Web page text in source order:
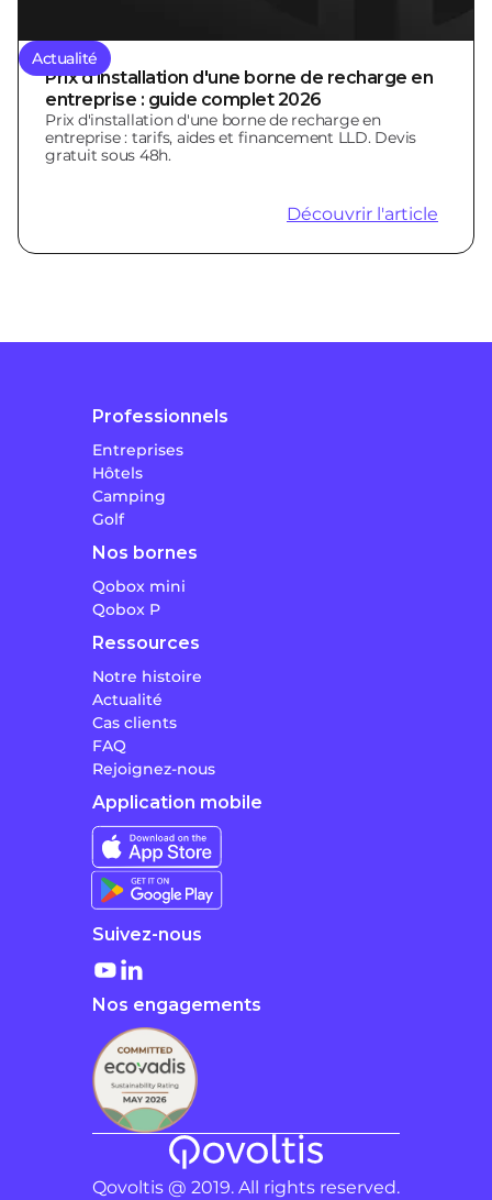
Actualité
Prix d'installation d'une borne de recharge en
entreprise : guide complet 2026
Prix d'installation d'une borne de recharge en
entreprise : tarifs, aides et financement LLD. Devis
gratuit sous 48h.
Découvrir l'article
Professionnels
Entreprises
Hôtels
Camping
Golf
Nos bornes
Qobox mini
Qobox P
Ressources
Notre histoire
Actualité
Cas clients
FAQ
Rejoignez-nous
Application mobile
Suivez-nous
Nos engagements
Qovoltis @ 2019. All rights reserved.